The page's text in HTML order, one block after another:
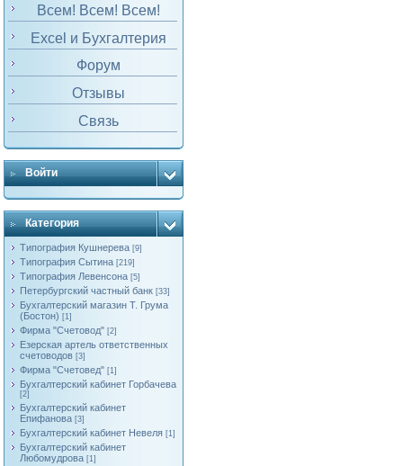
Всем! Всем! Всем!
Excel и Бухгалтерия
Форум
Отзывы
Связь
Войти
Категория
Типография Кушнерева [9]
Типография Сытина [219]
Типография Левенсона [5]
Петербургский частный банк [33]
Бухгалтерский магазин Т. Грума
(Бостон) [1]
Фирма "Счетовод" [2]
Езерская артель ответственных
счетоводов [3]
Фирма "Счетовед" [1]
Бухгалтерский кабинет Горбачева
[2]
Бухгалтерский кабинет
Епифанова [3]
Бухгалтерский кабинет Невеля [1]
Бухгалтерский кабинет
Любомудрова [1]